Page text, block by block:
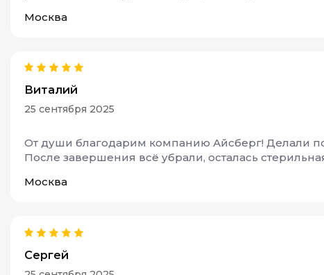
Москва
Виталий
25 сентября 2025
От души благодарим компанию Айсберг! Делали
После завершения всё убрали, осталась
Москва
Сергей